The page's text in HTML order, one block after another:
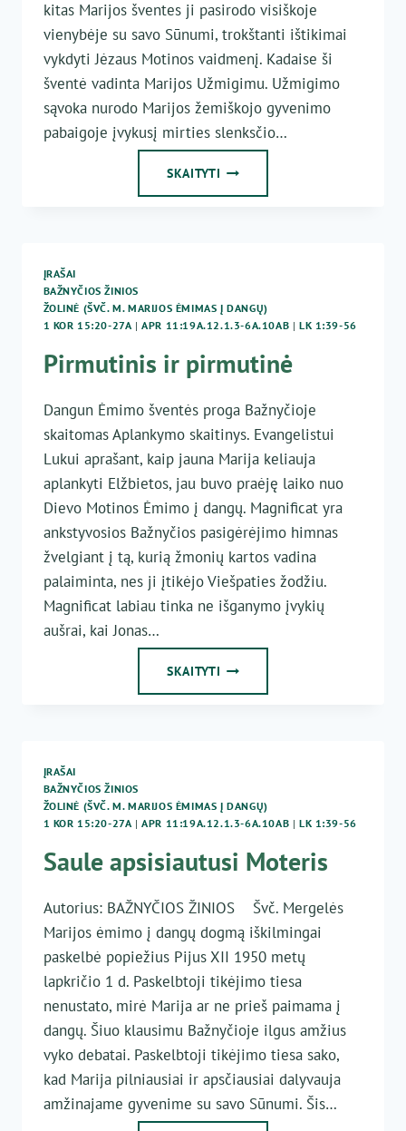
kitas Marijos šventes ji pasirodo visiškoje
vienybėje su savo Sūnumi, trokštanti ištikimai
vykdyti Jėzaus Motinos vaidmenį. Kadaise ši
šventė vadinta Marijos Užmigimu. Užmigimo
sąvoka nurodo Marijos žemiškojo gyvenimo
pabaigoje įvykusį mirties slenksčio…
SKAITYTI ŠLOVINGASIS
ĮRAŠAI
BAŽNYČIOS ŽINIOS
ŽOLINĖ (ŠVČ. M. MARIJOS ĖMIMAS Į DANGŲ)
1 KOR 15:20-27A |APR 11:19A.12.1.3-6A.10AB | LK 1:39-56
Pirmutinis ir pirmutinė
Dangun Ėmimo šventės proga Bažnyčioje
skaitomas Aplankymo skaitinys. Evangelistui
Lukui aprašant, kaip jauna Marija keliauja
aplankyti Elžbietos, jau buvo praėję laiko nuo
Dievo Motinos Ėmimo į dangų. Magnificat yra
ankstyvosios Bažnyčios pasigėrėjimo himnas
žvelgiant į tą, kurią žmonių kartos vadina
palaiminta, nes ji įtikėjo Viešpaties žodžiu.
Magnificat labiau tinka ne išganymo įvykių
aušrai, kai Jonas…
SKAITYTI PIRMUTINIS
ĮRAŠAI
BAŽNYČIOS ŽINIOS
ŽOLINĖ (ŠVČ. M. MARIJOS ĖMIMAS Į DANGŲ)
1 KOR 15:20-27A |APR 11:19A.12.1.3-6A.10AB | LK 1:39-56
Saule apsisiautusi Moteris
Autorius: BAŽNYČIOS ŽINIOS Švč. Mergelės
Marijos ėmimo į dangų dogmą iškilmingai
paskelbė popiežius Pijus XII 1950 metų
lapkričio 1 d. Paskelbtoji tikėjimo tiesa
nenustato, mirė Marija ar ne prieš paimama į
dangų. Šiuo klausimu Bažnyčioje ilgus amžius
vyko debatai. Paskelbtoji tikėjimo tiesa sako,
kad Marija pilniausiai ir apsčiausiai dalyvauja
amžinajame gyvenime su savo Sūnumi. Šis…